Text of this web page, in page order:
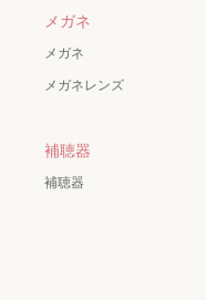
メガネ
メガネ
メガネレンズ
補聴器
補聴器